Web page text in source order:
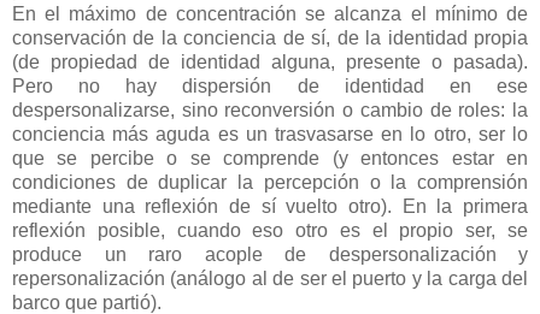
En el máximo de concentración se alcanza el mínimo de
conservación de la conciencia de sí, de la identidad propia
(de propiedad de identidad alguna, presente o pasada).
Pero no hay dispersión de identidad en ese
despersonalizarse, sino reconversión o cambio de roles: la
conciencia más aguda es un trasvasarse en lo otro, ser lo
que se percibe o se comprende (y entonces estar en
condiciones de duplicar la percepción o la comprensión
mediante una reflexión de sí vuelto otro). En la primera
reflexión posible, cuando eso otro es el propio ser, se
produce un raro acople de despersonalización y
repersonalización (análogo al de ser el puerto y la carga del
barco que partió).